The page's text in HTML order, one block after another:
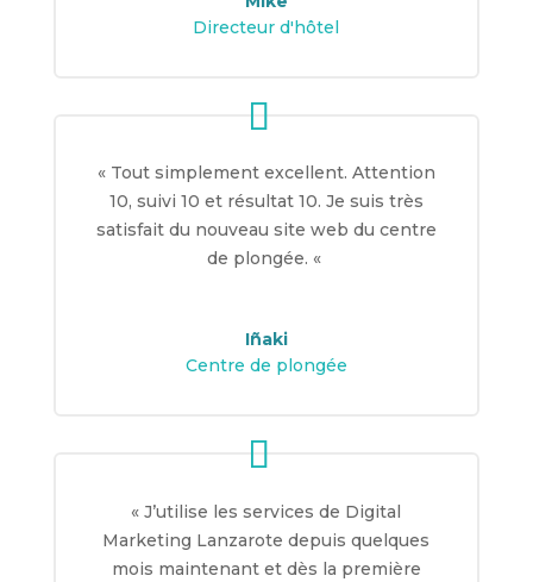
Directeur d'hôtel
« Tout simplement excellent. Attention
10, suivi 10 et résultat 10. Je suis très
satisfait du nouveau site web du centre
de plongée. «
Iñaki
Centre de plongée
«J’utilise les services de Digital
Marketing Lanzarote depuis quelques
mois maintenant et dès la première